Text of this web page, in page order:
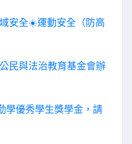
安全☀️運動安全（防高
民與法治教育基金會辦
學優秀學生獎學金，請